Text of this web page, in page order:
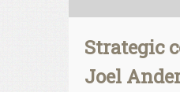
Strategic
Joel